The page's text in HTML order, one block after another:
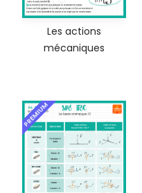
Les actions
mécaniques
PREMIUM